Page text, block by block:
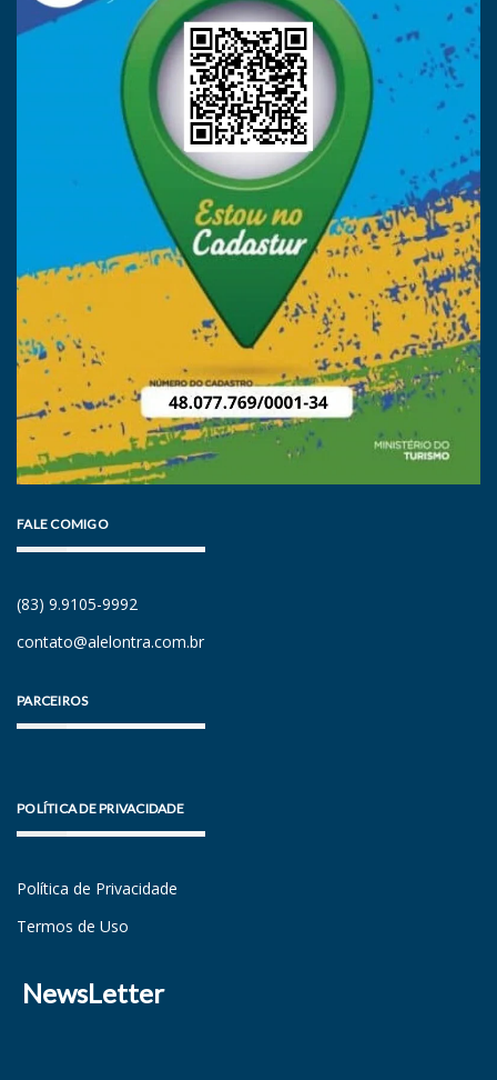
FALE COMIGO
(83) 9.9105-9992
contato@alelontra.com.br
PARCEIROS
POLÍTICA DE PRIVACIDADE
Política de Privacidade
Termos de Uso
NewsLetter